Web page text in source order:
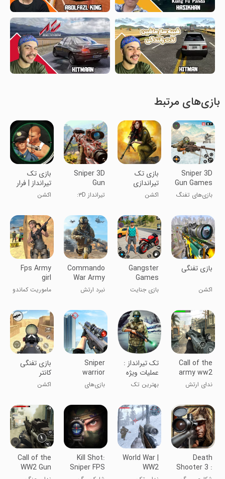
بازی‌های مرتبط
Sniper 3D
Gun Games
Offline
بازی‌های تفنگ
آفلاین
بازی تک
تیراندازی
اکشن
Sniper 3D
Gun
Shooter:
Offline
تیرانداز ۳D:
بازی تک
تیرانداز | فرار
از زندان
اکشن
بازی تفنگی
اکشن
Gangster
Games
Crime Sim
3D
بازی جنایت
گانگستر
Commando
War Army
Game
Offline
نبرد ارتش
Fps Army
girl
Commando
Mission
ماموریت کماندو
Call of the
army ww2
Sniper: Fire
Games war
ندای ارتش
تیرانداز: بازیهای
جنگی
تک تیرانداز :
عملیات ویژه
بهترین تک
باش
Sniper
warrior
shooting
games
بازی‌های
جنگجوی
تک‌تیرانداز
بازی تفنگی
کانتر
اکشن
Death
Shooter 3 :
World War |
WW2
Kill Shot:
Sniper FPS
Call of the
WW2 Gun